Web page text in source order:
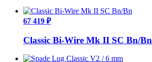
67 419 ₽
Classic Bi-Wire Mk II SC Bn/Bn